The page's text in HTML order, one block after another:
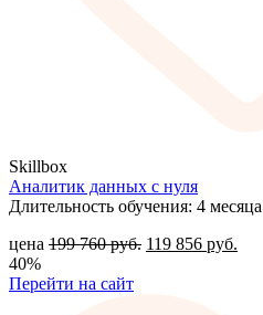
Skillbox
Аналитик данных с нуля
Длительность обучения: 4 месяца
цена 199 760руб. 119 856 руб.
40%
Перейти на сайт